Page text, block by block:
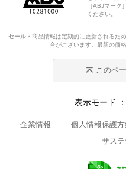
［ABJマーク
ください。
セール・商品情報は定期的に更新されるた
合がございます。最新の価
このペ
表示モード
企業情報 個人情報保護
サス